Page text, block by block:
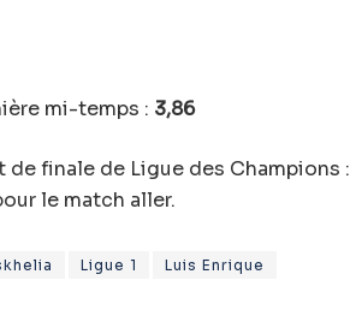
mi-temps : 3,86
finale de Ligue des Champions :
le match aller.
Ligue 1
Luis Enrique